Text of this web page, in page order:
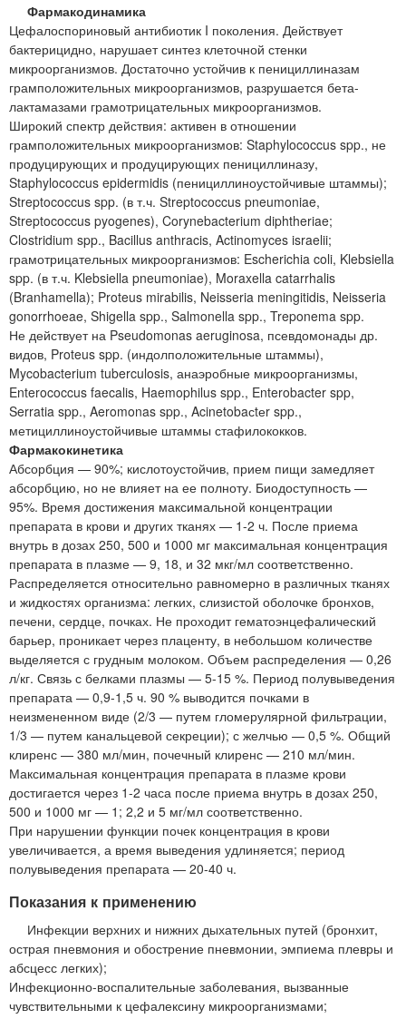
Фармакодинамика
Цефалоспориновый антибиотик I поколения. Действует
бактерицидно, нарушает синтез клеточной стенки
микроорганизмов. Достаточно устойчив к пенициллиназам
грамположительных микроорганизмов, разрушается бета-
лактамазами грамотрицательных микроорганизмов.
Широкий спектр действия: активен в отношении
грамположительных микроорганизмов: Staphylococcus spp., не
продуцирующих и продуцирующих пенициллиназу,
Staphylococcus epidermidis (пенициллиноустойчивые штаммы);
Streptococcus spp. (в т.ч. Streptococcus pneumoniae,
Streptococcus pyogenes), Corynebacterium diphtheriae;
Clostridium spp., Bacillus anthracis, Actinomyces israelii;
грамотрицательных микроорганизмов: Escherichia coli, Klebsiella
spp. (в т.ч. Klebsiella pneumoniae), Moraxella catarrhalis
(Branhamella); Proteus mirabilis, Neisseria meningitidis, Neisseria
gonorrhoeae, Shigella spp., Salmonella spp., Treponema spp.
Не действует на Pseudomonas aeruginosa, псевдомонады др.
видов, Proteus spp. (индолположительные штаммы),
Mycobacterium tuberculosis, анаэробные микроорганизмы,
Enterococcus faecalis, Haemophilus spp., Enterobacter spp,
Serratia spp., Aeromonas spp., Acinetobaсtеr spp.,
метициллиноустойчивые штаммы стафилококков.
Фармакокинетика
Абсорбция — 90%; кислотоустойчив, прием пищи замедляет
абсорбцию, но не влияет на ее полноту. Биодоступность —
95%. Время достижения максимальной концентрации
препарата в крови и других тканях — 1-2 ч. После приема
внутрь в дозах 250, 500 и 1000 мг максимальная концентрация
препарата в плазме — 9, 18, и 32 мкг/мл соответственно.
Распределяется относительно равномерно в различных тканях
и жидкостях организма: легких, слизистой оболочке бронхов,
печени, сердце, почках. Не проходит гематоэнцефалический
барьер, проникает через плаценту, в небольшом количестве
выделяется с грудным молоком. Объем распределения — 0,26
л/кг. Связь с белками плазмы — 5-15 %. Период полувыведения
препарата — 0,9-1,5 ч. 90 % выводится почками в
неизмененном виде (2/3 — путем гломерулярной фильтрации,
1/3 — путем канальцевой секреции); с желчью — 0,5 %. Общий
клиренс — 380 мл/мин, почечный клиренс — 210 мл/мин.
Максимальная концентрация препарата в плазме крови
достигается через 1-2 часа после приема внутрь в дозах 250,
500 и 1000 мг — 1; 2,2 и 5 мг/мл соответственно.
При нарушении функции почек концентрация в крови
увеличивается, а время выведения удлиняется; период
полувыведения препарата — 20-40 ч.
Показания к применению
Инфекции верхних и нижних дыхательных путей (бронхит,
острая пневмония и обострение пневмонии, эмпиема плевры и
абсцесс легких);
Инфекционно-воспалительные заболевания, вызванные
чувствительными к цефалексину микроорганизмами;